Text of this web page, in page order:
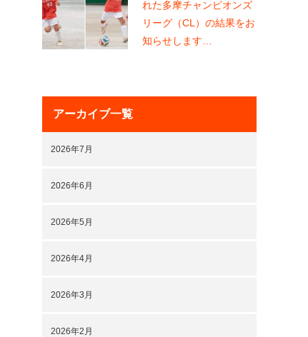
れた多摩チャンピオンズ
リーグ（CL）の結果をお
知らせします…
アーカイブ一覧
2026年7月
2026年6月
2026年5月
2026年4月
2026年3月
2026年2月